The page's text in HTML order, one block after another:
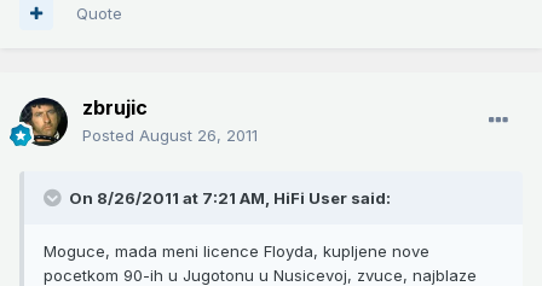
Quote
zbrujic
Posted August 26, 2011
On 8/26/2011 at 7:21 AM, HiFi User said:
Moguce, mada meni licence Floyda, kupljene nove
pocetkom 90-ih u Jugotonu u Nusicevoj, zvuce, najblaze